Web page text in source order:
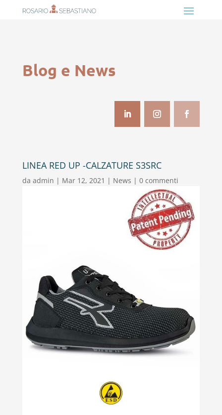
Blog e News
LINEA RED UP -CALZATURE S3SRC
da admin | Mar 12, 2021 | News | 0 commenti